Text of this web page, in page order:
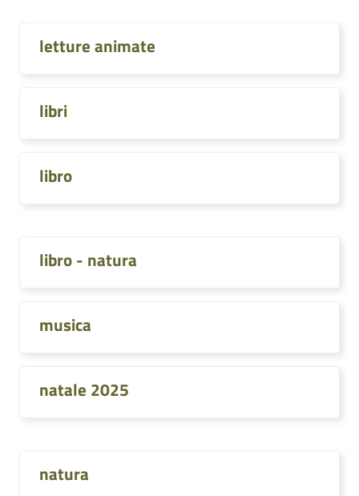
letture animate
libri
libro
libro - natura
musica
natale 2025
natura